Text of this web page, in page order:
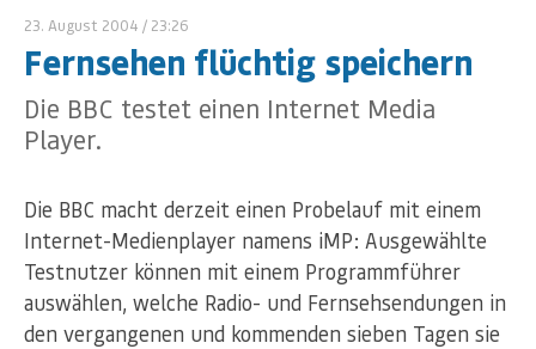
23. August 2004 / 23:26
Fernsehen flüchtig speichern
Die BBC testet einen Internet Media
Player.
Die BBC macht derzeit einen Probelauf mit einem
Internet-Medienplayer namens iMP: Ausgewählte
Testnutzer können mit einem Programmführer
auswählen, welche Radio- und Fernsehsendungen in
den vergangenen und kommenden sieben Tagen sie